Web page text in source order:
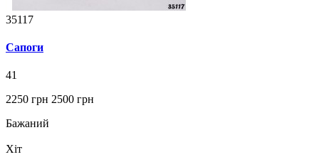
35117
Сапоги
41
2250 грн 2500 грн
Бажаний
Хіт